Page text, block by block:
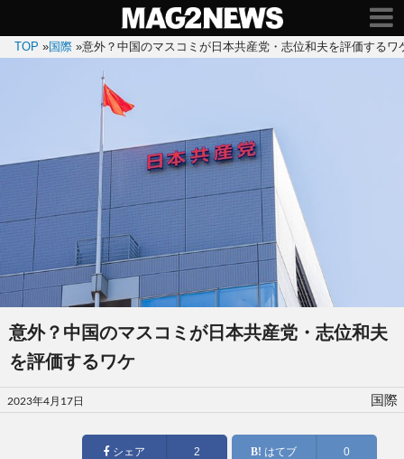
TOP »国際 »意外？中国のマスコミが日本共産党・志位和夫を評価するワ
意外？中国のマスコミが日本共産党・志位和夫
を評価するワケ
投
稿
2023年4月17日 国際
シェア 2 はてブ 0